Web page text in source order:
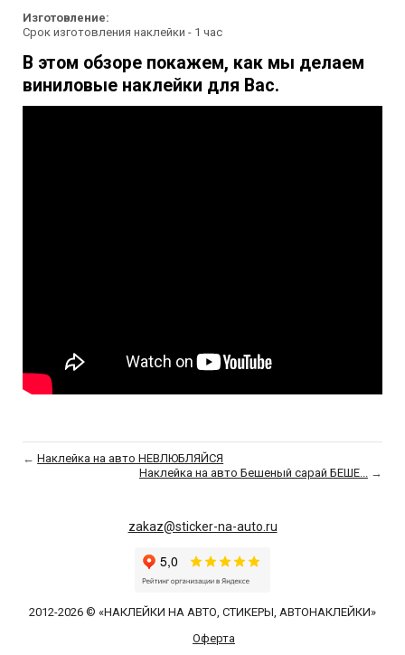
Изготовление:
Срок изготовления наклейки - 1 час
В этом обзоре покажем, как мы делаем
виниловые наклейки для Вас.
←Наклейка на авто НЕВЛЮБЛЯЙСЯ
Наклейка на авто Бешеный сарай БЕШЕ...
→
zakaz@sticker-na-auto.ru
2012-2026 © «НАКЛЕЙКИ НА АВТО, СТИКЕРЫ, АВТОНАКЛЕЙКИ»
Оферта